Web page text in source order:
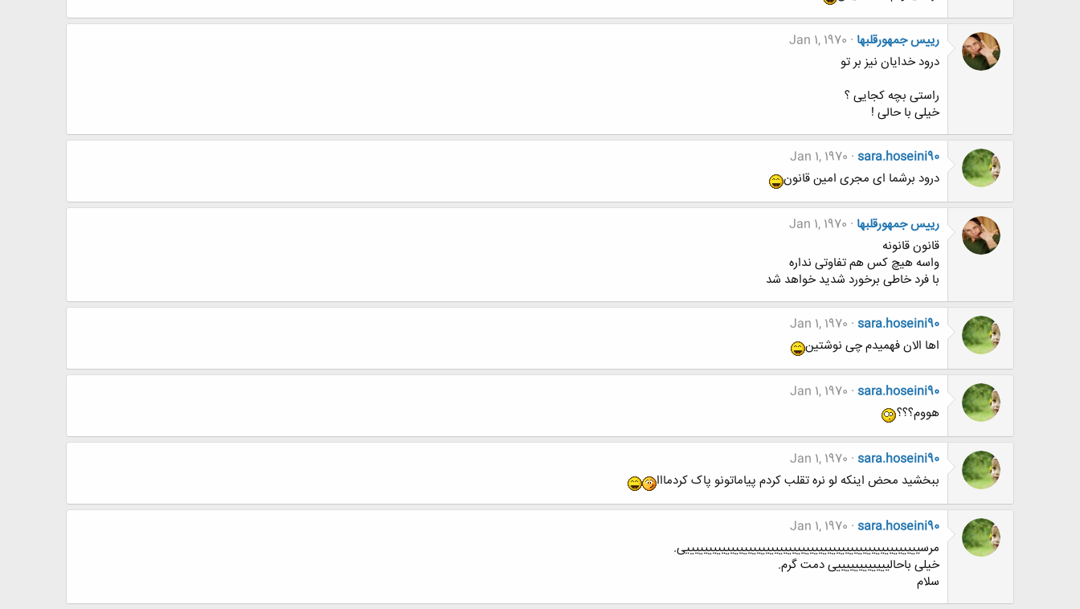
رییس جمهورقلبها Jan 1, 1970
درود خدایان نیز بر تو
راستی بچه کجایی ؟
خیلی با حالی !
sara.hoseini90
Jan 1, 1970
درود برشما ای مجری امین قانون
رییس جمهورقلبها Jan 1, 1970
قانون قانونه
واسه هیچ کس هم تفاوتی نداره
با فرد خاطی برخورد شدید خواهد شد
sara.hoseini90
Jan 1, 1970
اها الان فهمیدم چی نوشتین
sara.hoseini90
Jan 1, 1970
هووم؟؟؟
sara.hoseini90
Jan 1, 1970
ببخشید محض اینکه لو نره تقلب کردم پیاماتونو پاک کردمااا
sara.hoseini90
Jan 1, 1970
مرسیییییییییییییییییییییییییییییییییییییییییییییییییییییی.
خیلی باحالییییییییییییی دمت گرم.
سلام